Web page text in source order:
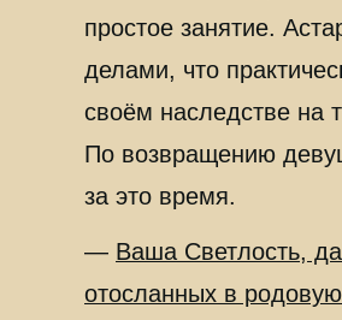
простое занятие.
делами, что
своём наследстве на
По возвращению
за это время.
— Ваша Светлость,
отосланных в